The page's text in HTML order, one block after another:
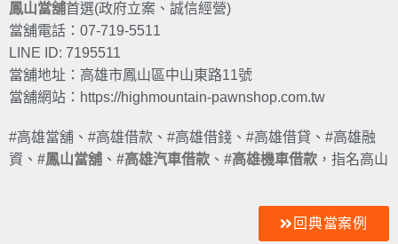
鳳山當舖首選(政府立案、誠信經營)
當舖電話：07-719-5511
LINE ID: 7195511
當舖地址：高雄市鳳山區中山東路11號
當舖網站：https://highmountain-pawnshop.com.tw
#高雄當舖、#高雄借款、#高雄借錢、#高雄借貸、#高雄融
資、 #鳳山當舖 、 #高雄汽車借款 、 #高雄機車借款 ，指名高山
回典當案例